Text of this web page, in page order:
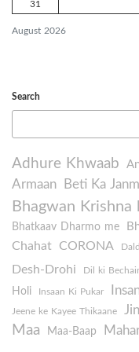
August 2026
31
Search
Adhure Khwaab
Armaan Beti Ka Janm
Bhagwan Krishna
Bhatkaav Dharmo me
Chahat CORONA
Desh-Drohi Dil ki
Holi Insaan Ki Pukar
Jeene ke Kayee Thikaane
Maa Maa-Baap